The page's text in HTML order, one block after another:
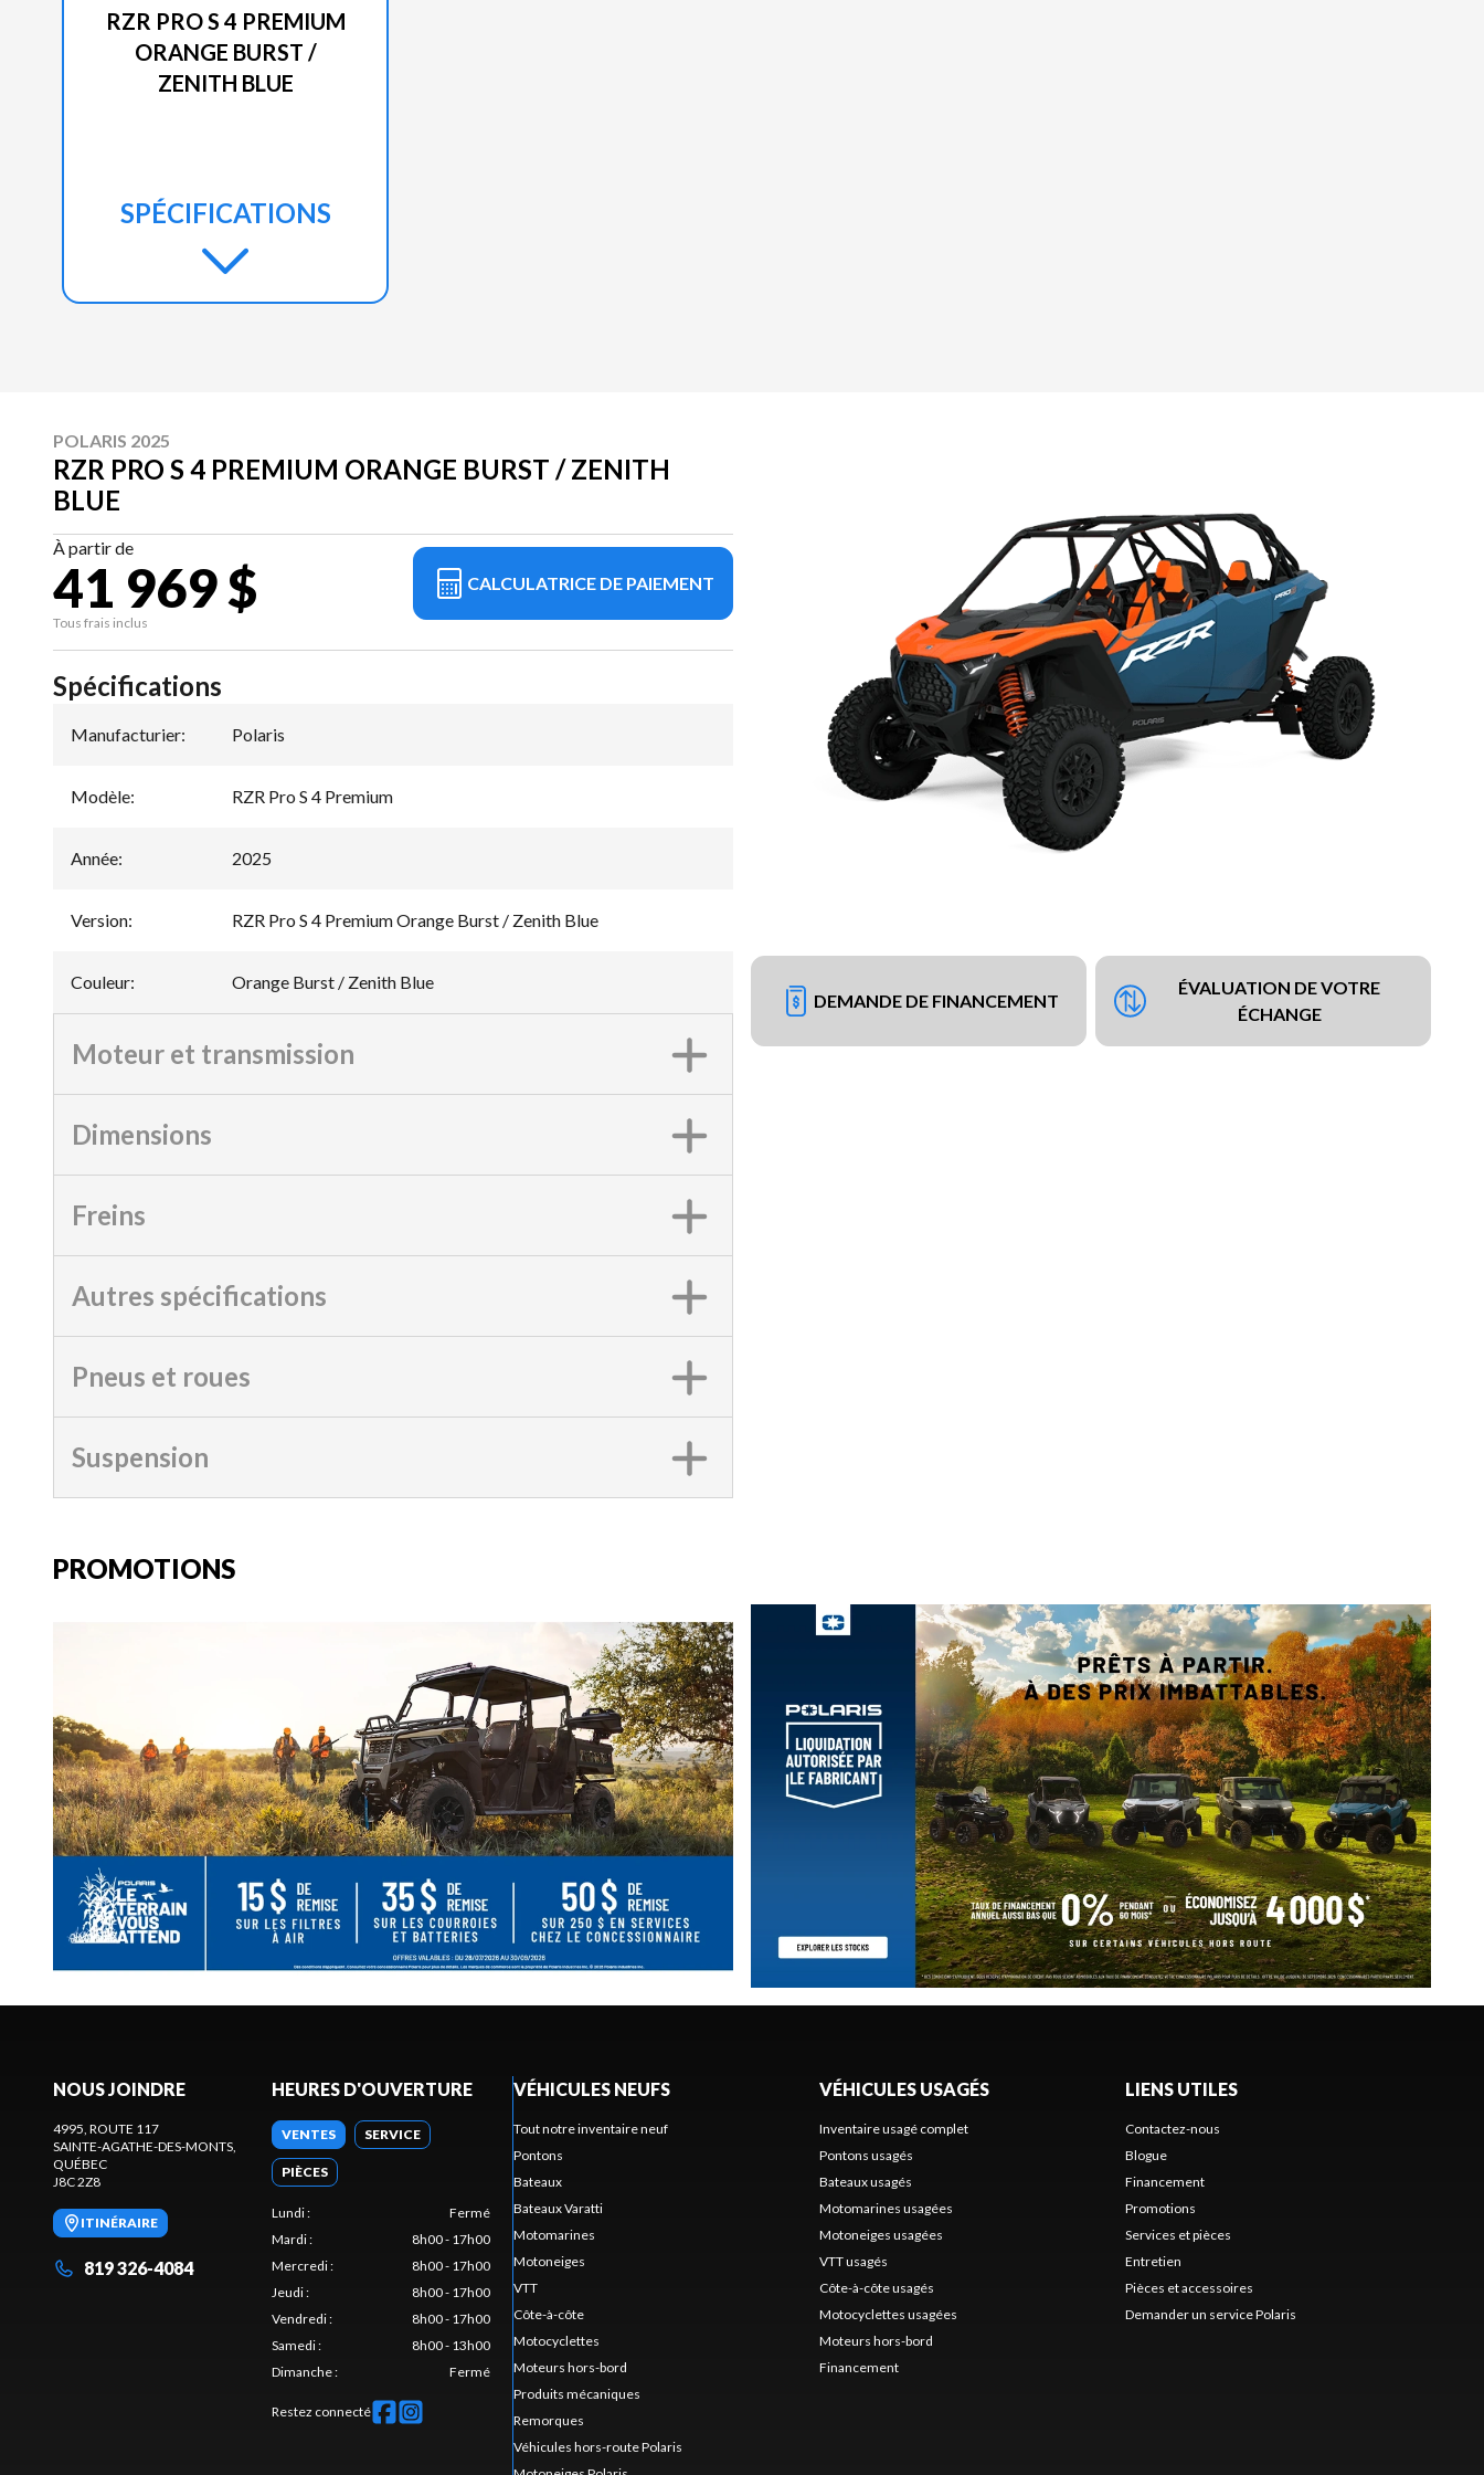
RZR PRO S 4 PREMIUM
ORANGE BURST /
ZENITH BLUE
SPÉCIFICATIONS
POLARIS 2025
RZR PRO S 4 PREMIUM ORANGE BURST / ZENITH
BLUE
À partir de
41 969 $
Tous frais inclus
CALCULATRICE DE PAIEMENT
DEMANDE DE FINANCEMENT
ÉVALUATION DE VOTRE
ÉCHANGE
Spécifications
Manufacturier: Polaris
Modèle: RZR Pro S 4 Premium
Année: 2025
Version: RZR Pro S 4 Premium Orange Burst / Zenith Blue
Couleur: Orange Burst / Zenith Blue
Moteur et transmission
Dimensions
Freins
Autres spécifications
Pneus et roues
Suspension
PROMOTIONS
NOUS JOINDRE
4995, ROUTE 117
SAINTE-AGATHE-DES-MONTS
QUÉBEC
J8C 2Z8
ITINÉRAIRE
819 326-4084
HEURES D'OUVERTURE
VENTES SERVICE
PIÈCES
Lundi:
Fermé
Mardi:
8h00 - 17h00
Mercredi:
8h00 - 17h00
Jeudi:
8h00 - 17h00
Vendredi:
8h00 - 17h00
Samedi:
8h00 - 13h00
Dimanche: Fermé
Restez connecté
VÉHICULES NEUFS
Tout notre inventaire neuf
Pontons
Bateaux
Bateaux Varatti
Motomarines
Motoneiges
VTT
Côte-à-côte
Motocyclettes
Moteurs hors-bord
Produits mécaniques
Remorques
Véhicules hors-route Polaris
VÉHICULES USAGÉS
Inventaire usagé complet
Pontons usagés
Bateaux usagés
Motomarines usagées
Motoneiges usagées
VTT usagés
Côte-à-côte usagés
Motocyclettes usagées
Moteurs hors-bord
Financement
LIENS UTILES
Contactez-nous
Blogue
Financement
Promotions
Services et pièces
Entretien
Pièces et accessoires
Demander un service Polaris